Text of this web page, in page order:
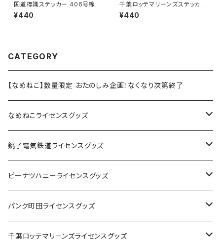
国道標識ステッカー 406号線
¥440
千葉ロッテマリーンズステッカー
8
¥440
CATEGORY
【なめねこ】数量限定 おたのしみ企画！なくなり次第終了
なめねこライセンスグッズ
Tシャツ
キャップ
ステッカー
缶バッジ
銚子電気鉄道ライセンスグッズ
ステッカー
缶バッジ
アクリルキーホルダー
ピーナツハニーライセンスグッズ
Tシャツ
キャップ
パンク町田ライセンスグッズ
Tシャツ
千葉ロッテマリーンズライセンスグッズ